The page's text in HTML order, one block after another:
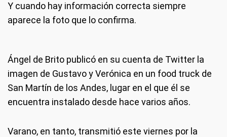
Y cuando hay información correcta siempre
aparece la foto que lo confirma.
Ángel de Brito publicó en su cuenta de Twitter la
imagen de Gustavo y Verónica en un food truck de
San Martín de los Andes, lugar en el que él se
encuentra instalado desde hace varios años.
Varano, en tanto, transmitió este viernes por la